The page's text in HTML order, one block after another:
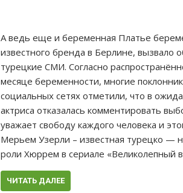
А ведь еще и беременная Платье
известного бренда в Берлине, вызвало
турецкие СМИ. Согласно
месяце беременности, многие
социальных сетях отметили, что в
актриса отказалась комментировать
уважает свободу каждого человека и
Мерьем Узерли – известная турецко —
роли Хюррем в сериале «Великолепный
ЧИТАТЬ ДАЛЕЕ